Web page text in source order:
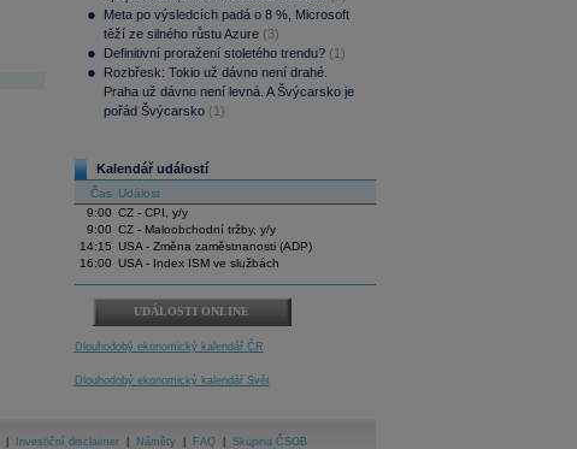
Meta po výsledcích padá o 8 %, Microsoft
těží ze silného růstu Azure (3)
Definitivní proražení stoletého trendu? (1)
Rozbřesk: Tokio už dávno není drahé.
Praha už dávno není levná. A Švýcarsko je
pořád Švýcarsko (1)
Kalendář událostí
Čas Událost
9:00 CZ - CPI, y/y
9:00 CZ - Maloobchodní tržby, y/y
14:15 USA - Změna zaměstnanosti (ADP)
16:00 USA - Index ISM ve službách
UDÁLOSTI ONLINE
Dlouhodobý ekonomický kalendář ČR
Dlouhodobý ekonomický kalendář Svět
Investiční disclaimer Náměty FAQ Skupina ČSOB